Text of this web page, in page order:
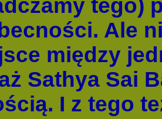
tego)
Ale
między
Sathya Sai
I z tego